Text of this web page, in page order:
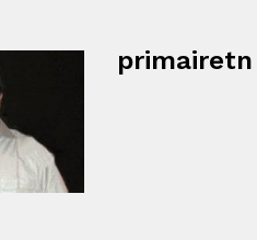
primairetn